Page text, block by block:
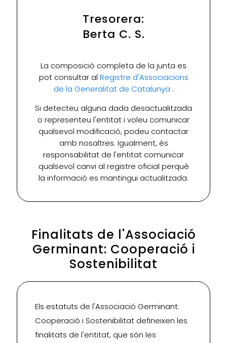
Tresorera:
Berta C. S.
La composició completa de la junta es
pot consultar al Registre d'Associacions
de la Generalitat de Catalunya .
Si detecteu alguna dada desactualitzada
o representeu l'entitat i voleu comunicar
qualsevol modificació, podeu contactar
amb nosaltres. Igualment, és
responsabilitat de l'entitat comunicar
qualsevol canvi al registre oficial perquè
la informació es mantingui actualitzada.
Finalitats de l'Associació
Germinant: Cooperació i
Sostenibilitat
Els estatuts de l'Associació Germinant:
Cooperació i Sostenibilitat defineixen les
finalitats de l'entitat, que són les